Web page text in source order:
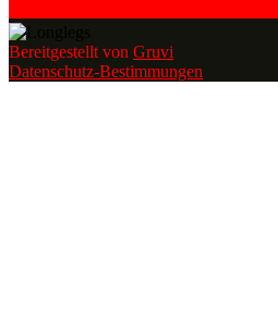
Bereitgestellt von Gruvi
Datenschutz-Bestimmungen